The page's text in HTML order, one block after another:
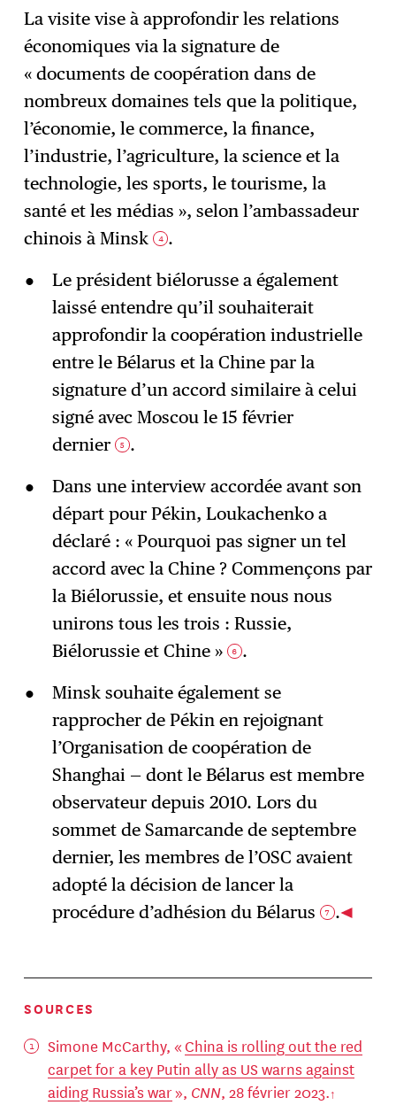
La visite vise à approfondir les relations
économiques via la signature de
« documents de coopération dans de
nombreux domaines tels que la politique,
l’économie, le commerce, la finance,
l’industrie, l’agriculture, la science et la
technologie, les sports, le tourisme, la
santé et les médias », selon l’ambassadeur
chinois à Minsk 4 .
Le président biélorusse a également
laissé entendre qu’il souhaiterait
approfondir la coopération industrielle
entre le Bélarus et la Chine par la
signature d’un accord similaire à celui
signé avec Moscou le 15 février
dernier
5 .
Dans une interview accordée avant son
départ pour Pékin, Loukachenko a
déclaré : « Pourquoi pas signer un tel
accord avec la Chine ? Commençons par
la Biélorussie, et ensuite nous nous
unirons tous les trois : Russie,
Biélorussie et Chine »
6 .
Minsk souhaite également se
rapprocher de Pékin en rejoignant
l’Organisation de coopération de
Shanghai — dont le Bélarus est membre
observateur depuis 2010. Lors du
sommet de Samarcande de septembre
dernier, les membres de l’OSC avaient
adopté la décision de lancer la
procédure d’adhésion du Bélarus
7 .
SOURCES
Simone McCarthy, «China is rolling out the red
carpet for a key Putin ally as US warns against
aiding Russia’s war», CNN, 28 février 2023.